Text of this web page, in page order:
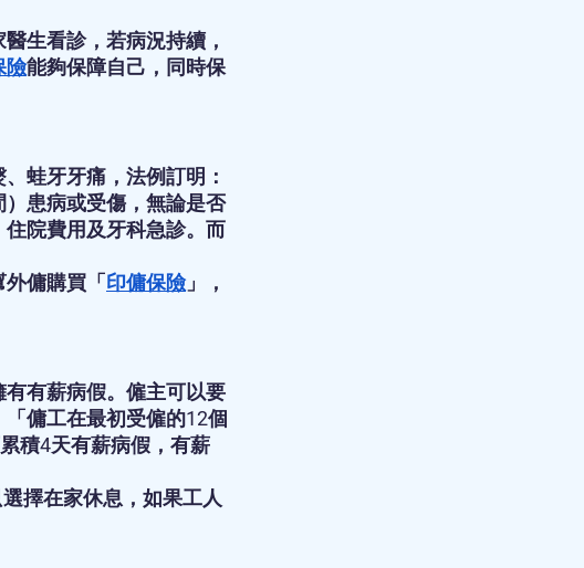
生看診，若病況持續，
險能夠保障自己，同時保
蛙牙牙痛，法例訂明：
）患病或受傷，無論是否
院費用及牙科急診。而
傭購買「 印傭保險」，
有薪病假。僱主可以要
傭工在最初受僱的12個
積4天有薪病假，有薪
擇在家休息，如果工人